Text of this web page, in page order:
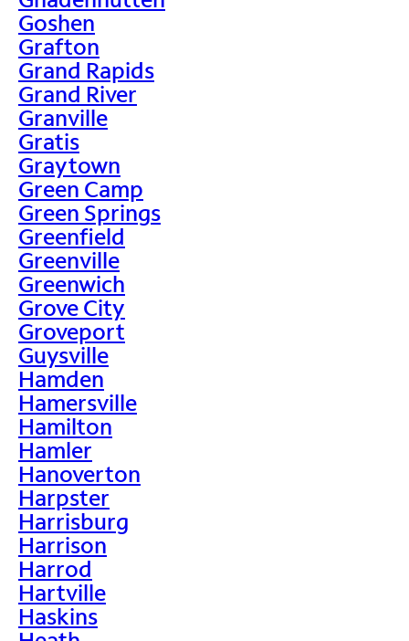
Goshen
Grafton
Grand Rapids
Grand River
Granville
Gratis
Graytown
Green Camp
Green Springs
Greenfield
Greenville
Greenwich
Grove City
Groveport
Guysville
Hamden
Hamersville
Hamilton
Hamler
Hanoverton
Harpster
Harrisburg
Harrison
Harrod
Hartville
Haskins